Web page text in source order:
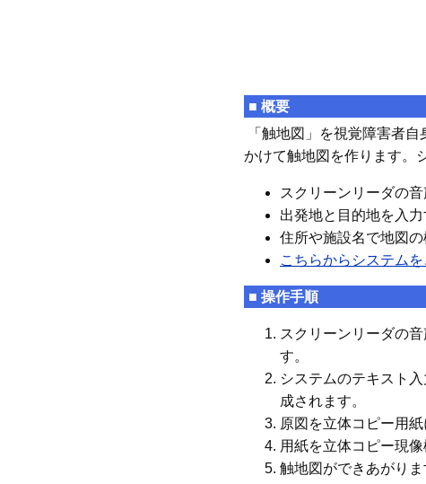
■ 概要
「触地図」を視覚障害者
かけて触地図を作ります。
スクリーンリーダの
出発地と目的地を入力
住所や施設名で地図の
こちらからシステム
■ 操作手順
スクリーンリーダの
す。
システムのテキスト
成されます。
原図を立体コピー用紙
用紙を立体コピー現像
触地図ができあがりま